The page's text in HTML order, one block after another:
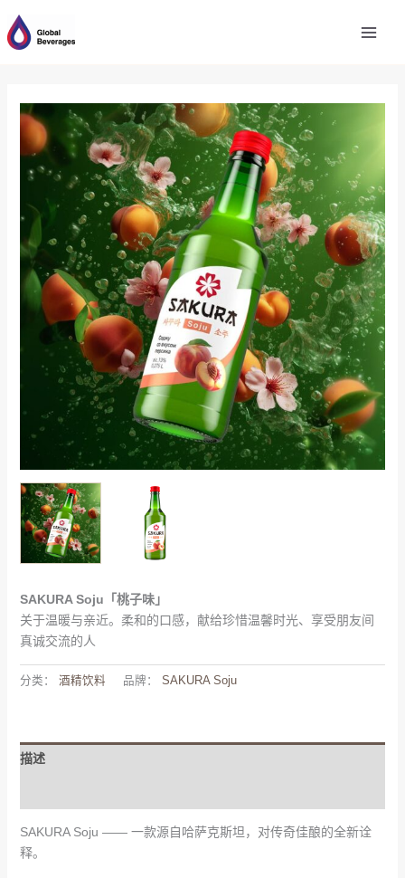
至
内
SAKURA Soju「桃子味」
关于温暖与亲近。柔和的口感，献给珍惜温馨时光、享受朋友间
真诚交流的人
分类： 酒精饮料 品牌： SAKURA Soju
描述
SAKURA Soju —— 一款源自哈萨克斯坦，对传奇佳酿的全新诠
释。